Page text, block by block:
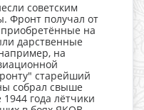
советским
Фронт получал от
на
дарственные
на
старейший
собрал свыше
года лётчики